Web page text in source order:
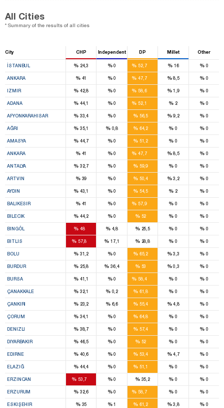
All Cities
* Summary of the results of all cities
City CHP Independent DP Millet Other
İSTANBUL %24,3 %0 % 52,7
27
%16 %0
ANKARA %41 %0 % 47,7 %8,5 %0
IZMIR %42,8 %0 % 58,6 %1,9 %0
ADANA %44,1 %0 % 52,1 % 2 %0
AFYONKARAHISAR %33,4 %0 %56,5 %9,2 %0
AĞRI %35,1 %0,8 %64,2 % 0 %0
AMASYA %44,7 %0 %51,2 % 0 %0
ANKARA %41 %0 % 47,7 %8,5 %0
ANTALYA %32,7 %0 %59,9 % 0 %0
ARTVIN %39 %0 %50,4 %3,2 %0
AYDIN %43,1 %0 %54,5 % 2 %0
BALIKESIR %41 %0 % 57,9 % 0 %0
BILECIK %44,2 %0 %52 % 0 %0
BINGÖL %48 %4,8 %25,5 % 0 %0
BITLIS %57,8 % 17,1 %28,8 % 0 %0
BOLU %31,2 %0 %65,2 %3,3 %0
BURDUR %25,8 % 36,4 %53 %0,3 %0
BURSA %41,1 %0 % 58,4 % 0 %0
ÇANAKKALE %32,1 %0,2 %61,8 % 0 %0
ÇANKIRI %23,2 %6,6 %55,4 %4,8 %0
ÇORUM %34,1 %0 %64,8 % 0 %0
DENIZLI %38,7 %0 %57,4 % 0 %0
DIYARBAKIR %46,5 %0 %52 % 0 %0
EDIRNE %40,6 %0 %53,4 %4,7 %0
ELAZIĞ %44,4 %0 %51,1 % 0 %0
ERZINCAN %53,7 %0 %35,2 % 0 %0
ERZURUM %32,6 %0 % 58,7 % 0 %0
ESKIŞEHIR %35 %1 %61,2 %3,8 %0